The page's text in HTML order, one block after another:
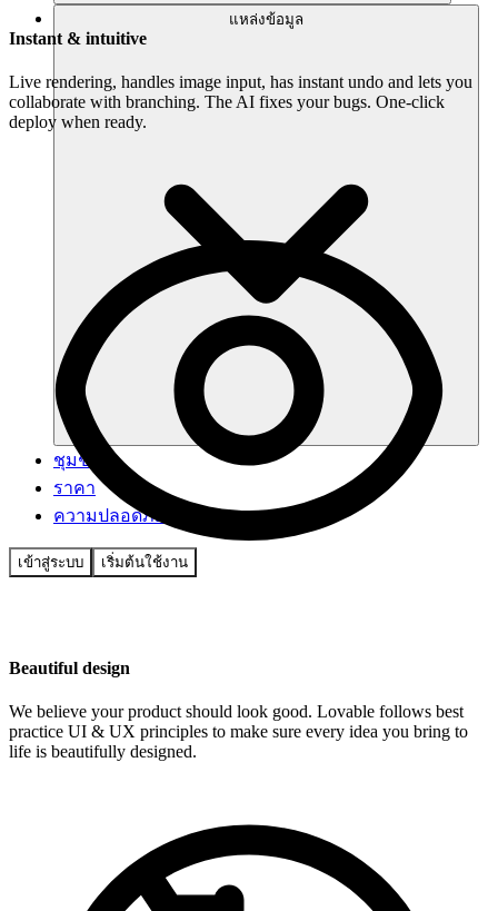
แหล่งข้อมูล
ชุมชน
ราคา
ความปลอดภัย
เข้าสู่ระบบ เริ่มต้นใช้งาน
Instant & intuitive
Live rendering, handles image input, has instant undo and lets you
collaborate with branching. The AI fixes your bugs. One-click
deploy when ready.
Beautiful design
We believe your product should look good. Lovable follows best
practice UI & UX principles to make sure every idea you bring to
life is beautifully designed.